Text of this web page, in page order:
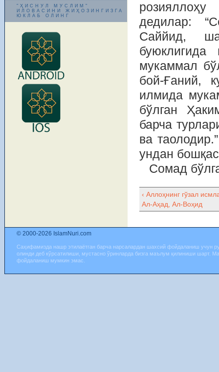
"ҲИСНУЛ МУСЛИМ"
ИЛОВАСИНИ ЖИҲОЗИНГИЗГА
ЮКЛАБ ОЛИНГ
дедилар:
Саййид,
мукаммал
бой-Ғаний,
илмида
бўлган
барча
ва
ундан
Сомад
‹ Аллоҳнинг гўзал
Ал-Аҳад, Ал-Вoҳид
© 2000-2026 IslamNuri.com
Саҳифамизда нашр этилаётган барча нарсалардан шахсий фойдаланиш учун
олинди деб кўрсатилиши, мустасно ўринларда бизга маълум қилиниши шарт.
фойдаланиш мумкин эмас.